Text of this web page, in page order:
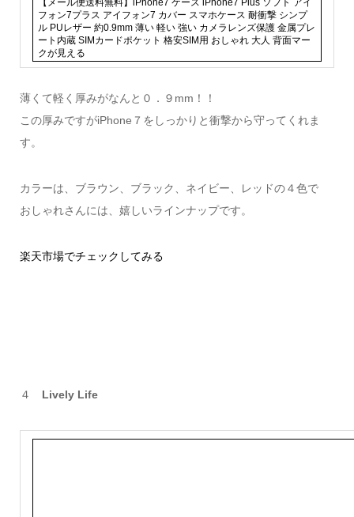
【メール便送料無料】iPhone7 ケース iPhone7 Plus ソフト アイ
フォン7プラス アイフォン7 カバー スマホケース 耐衝撃 シンプ
ル PUレザー 約0.9mm 薄い 軽い 強い カメラレンズ保護 金属プレ
ート内蔵 SIMカードポケット 格安SIM用 おしゃれ 大人 背面マー
クが見える
薄くて軽く厚みがなんと０．９mm！！
この厚みですがiPhone７をしっかりと衝撃から守ってくれま
す。
カラーは、ブラウン、ブラック、ネイビー、レッドの４色で
おしゃれさんには、嬉しいラインナップです。
楽天市場でチェックしてみる
４ Lively Life